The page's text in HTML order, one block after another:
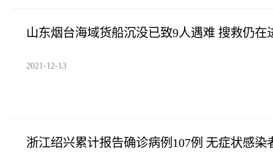
山东烟台海域货船沉没已致9人遇难 搜救仍在
2021-12-13
浙江绍兴累计报告确诊病例107例 无症状感染